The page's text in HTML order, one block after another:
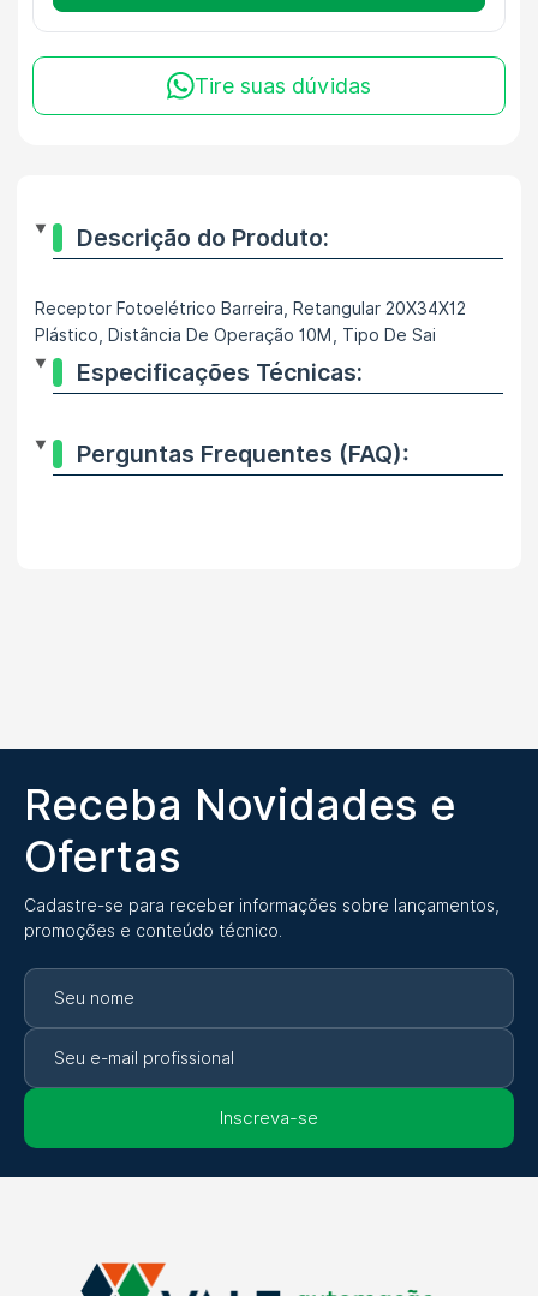
Tire suas dúvidas
Descrição do Produto:
Receptor Fotoelétrico Barreira, Retangular 20X34X12
Plástico, Distância De Operação 10M, Tipo De Sai
Especificações Técnicas:
Perguntas Frequentes (FAQ):
Receba Novidades e
Ofertas
Cadastre-se para receber informações sobre lançamentos,
promoções e conteúdo técnico.
Inscreva-se